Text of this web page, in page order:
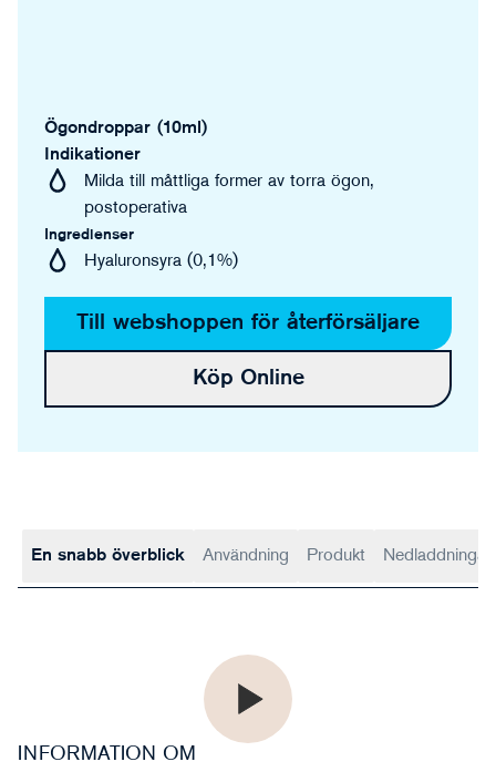
Ögondroppar (10ml)
Indikationer
Milda till måttliga former av torra ögon,
postoperativa
Ingredienser
Hyaluronsyra (0,1%)
Till webshoppen för återförsäljare
Köp Online
En snabb överblick Användning Produkt Nedladdningar
INFORMATION OM